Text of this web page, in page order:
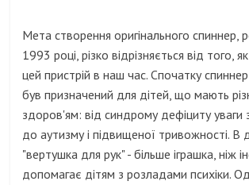
Мета створення оригінального спиннер,
1993 році, різко відрізняється від того,
цей пристрій в наш час. Спочатку спиннер
був призначений для дітей, що мають
здоров'ям: від синдрому дефіциту уваги
до аутизму і підвищеної тривожності. В
"вертушка для рук" - більше іграшка, ніж
допомагає дітям з розладами психіки.